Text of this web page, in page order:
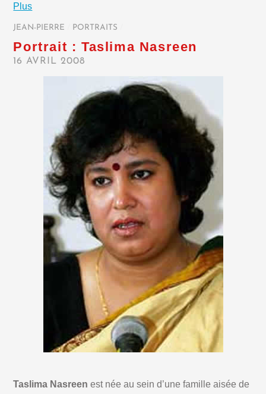
Plus
JEAN-PIERRE PORTRAITS
Portrait : Taslima Nasreen
16 AVRIL 2008
Taslima Nasreenest née au sein d’une famille aisée de